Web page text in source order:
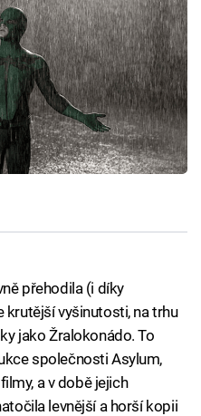
přehodila (i díky
krutější vyšinutosti, na trhu
jako Žralokonádo. To
společnosti Asylum,
a v době jejich
levnější a horší kopii